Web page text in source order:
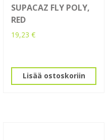
SUPACAZ FLY POLY,
RED
19,23€
Lisää ostoskoriin